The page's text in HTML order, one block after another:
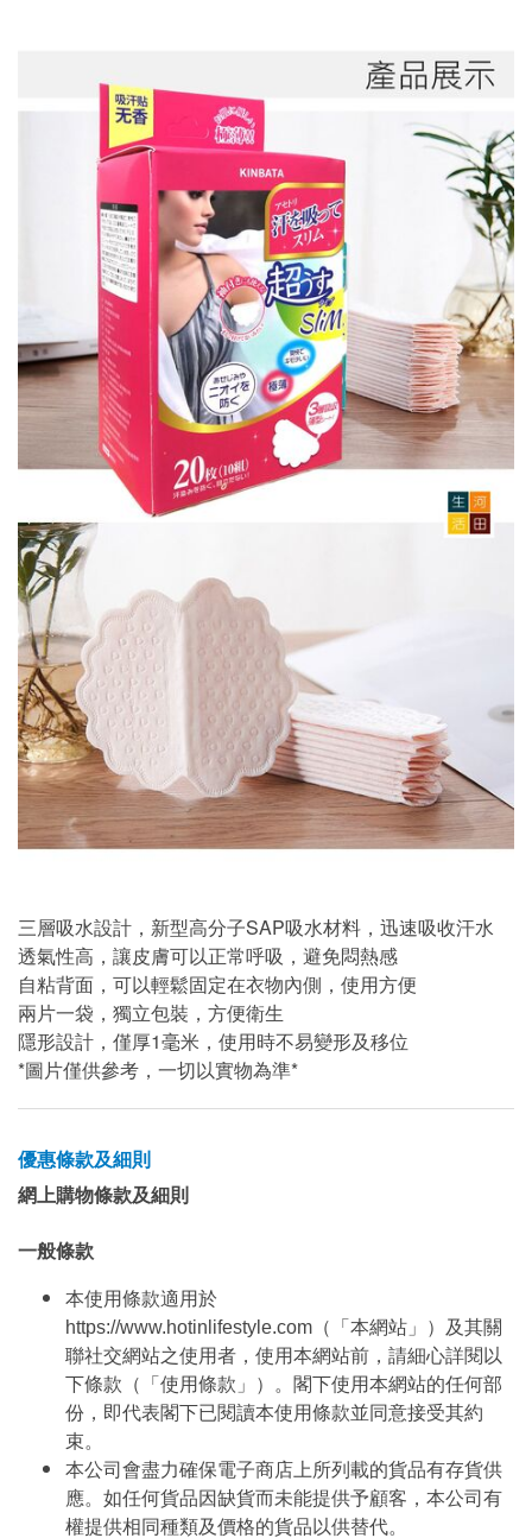
三層吸水設計，新型高分子SAP吸水材料，迅速吸收汗水
透氣性高，讓皮膚可以正常呼吸，避免悶熱感
自粘背面，可以輕鬆固定在衣物內側，使用方便
兩片一袋，獨立包裝，方便衛生
隱形設計，僅厚1毫米，使用時不易變形及移位
*圖片僅供參考，一切以實物為準*
優惠條款及細則
網上購物條款及細則
一般條款
本使用條款適用於
https://www.hotinlifestyle.com（「本網站」）及其關
聯社交網站之使用者，使用本網站前，請細心詳閱以
下條款（「使用條款」）。閣下使用本網站的任何部
份，即代表閣下已閱讀本使用條款並同意接受其約
束。
本公司會盡力確保電子商店上所列載的貨品有存貨供
應。如任何貨品因缺貨而未能提供予顧客，本公司有
權提供相同種類及價格的貨品以供替代。